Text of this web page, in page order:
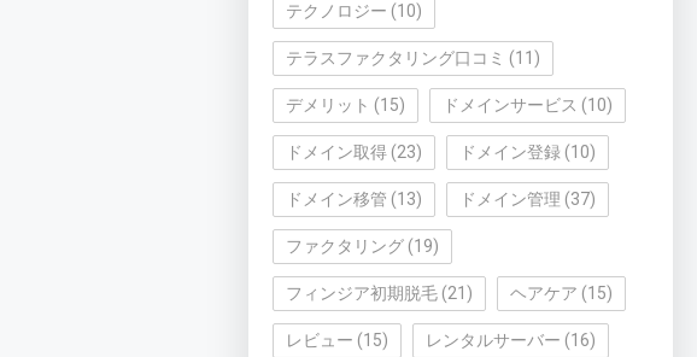
テクノロジー (10)
テラスファクタリング口コミ (11)
デメリット (15) ドメインサービス (10)
ドメイン取得(23) ドメイン登録 (10)
ドメイン移管 (13) ドメイン管理 (37)
ファクタリング(19)
フィンジア初期脱毛(21) ヘアケア (15)
レビュー (15) レンタルサーバー (16)